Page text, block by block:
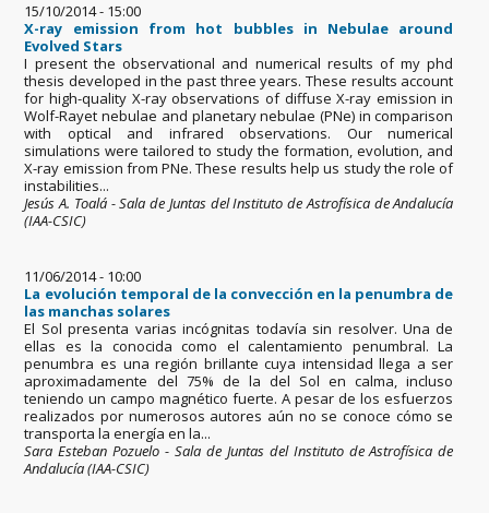
15/10/2014 - 15:00
X-ray emission from hot bubbles in Nebulae around
Evolved Stars
I present the observational and numerical results of my phd
thesis developed in the past three years. These results account
for high-quality X-ray observations of diffuse X-ray emission in
Wolf-Rayet nebulae and planetary nebulae (PNe) in comparison
with optical and infrared observations. Our numerical
simulations were tailored to study the formation, evolution, and
X-ray emission from PNe. These results help us study the role of
instabilities...
Jesús A. Toalá - Sala de Juntas del Instituto de Astrofísica de Andalucía
(IAA-CSIC)
11/06/2014 - 10:00
La evolución temporal de la convección en la penumbra de
las manchas solares
El Sol presenta varias incógnitas todavía sin resolver. Una de
ellas es la conocida como el calentamiento penumbral. La
penumbra es una región brillante cuya intensidad llega a ser
aproximadamente del 75% de la del Sol en calma, incluso
teniendo un campo magnético fuerte. A pesar de los esfuerzos
realizados por numerosos autores aún no se conoce cómo se
transporta la energía en la...
Sara Esteban Pozuelo - Sala de Juntas del Instituto de Astrofísica de
Andalucía (IAA-CSIC)